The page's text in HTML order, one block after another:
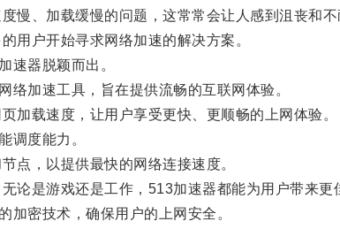
、加载缓慢的问题，这常常会让人感到沮丧和不
户开始寻求网络加速的解决方案。
器脱颖而出。
加速工具，旨在提供流畅的互联网体验。
载速度，让用户享受更快、更顺畅的上网体验。
度能力。
，以提供最快的网络连接速度。
是游戏还是工作，513加速器都能为用户带来更
密技术，确保用户的上网安全。